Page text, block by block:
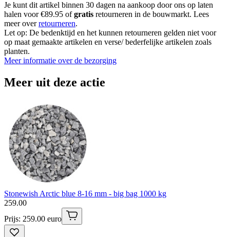
Je kunt dit artikel binnen 30 dagen na aankoop door ons op laten
halen voor €89.95 ofgratis retourneren in de bouwmarkt. Lees
meer overretourneren.
Let op: De bedenktijd en het kunnen retourneren gelden niet voor
op maat gemaakte artikelen en verse/ bederfelijke artikelen zoals
planten.
Meer informatie over de bezorging
Meer uit deze actie
Stonewish Arctic blue 8-16 mm - big bag 1000 kg
259.00
Prijs: 259.00 euro